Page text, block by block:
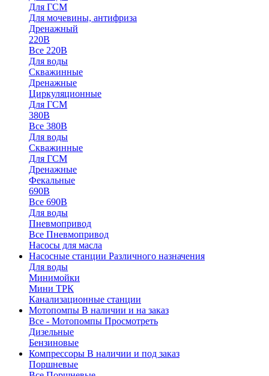
Для ГСМ
Для мочевины, антифриза
Дренажный
220В
Все 220В
Для воды
Скважинные
Дренажные
Циркуляционные
Для ГСМ
380В
Все 380В
Для воды
Скважинные
Для ГСМ
Дренажные
Фекальные
690В
Все 690В
Для воды
Пневмопривод
Все Пневмопривод
Насосы для масла
Насосные станции Различного назначения
Для воды
Минимойки
Мини ТРК
Канализационные станции
Мотопомпы В наличии и на заказ
Все - Мотопомпы Просмотреть
Дизельные
Бензиновые
Компрессоры В наличии и под заказ
Поршневые